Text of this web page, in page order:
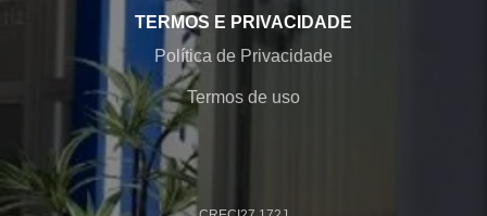
TERMOS E PRIVACIDADE
Política de Privacidade
Termos de uso